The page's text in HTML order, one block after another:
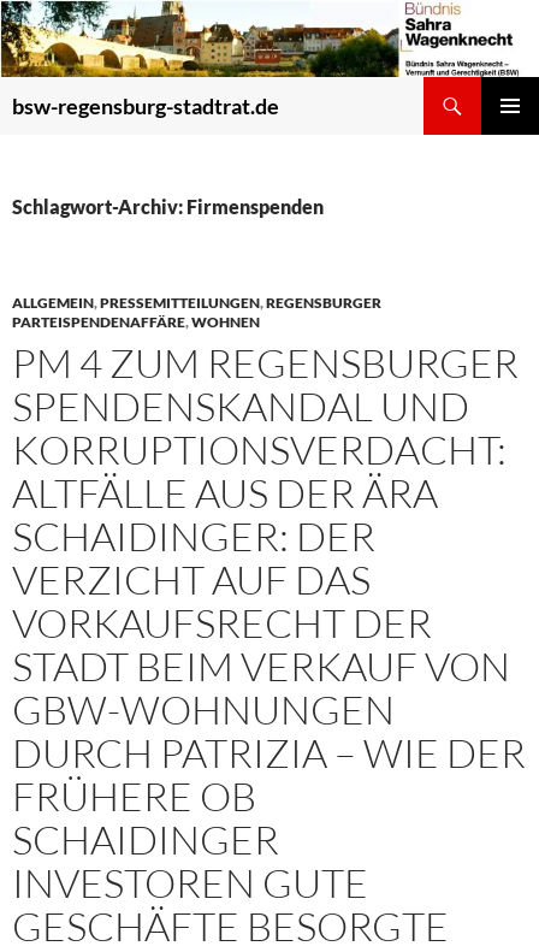
Zum
Inhalt
springen
bsw-regensburg-stadtrat.de
Schlagwort-Archiv: Firmenspenden
ALLGEMEIN,PRESSEMITTEILUNGEN,REGENSBURGER
PARTEISPENDENAFFÄRE,WOHNEN
PM 4 ZUM REGENSBURGER
SPENDENSKANDAL UND
KORRUPTIONSVERDACHT:
ALTFÄLLE AUS DER ÄRA
SCHAIDINGER: DER
VERZICHT AUF DAS
VORKAUFSRECHT DER
STADT BEIM VERKAUF VON
GBW-WOHNUNGEN
DURCH PATRIZIA – WIE DER
FRÜHERE OB
SCHAIDINGER
INVESTOREN GUTE
GESCHÄFTE BESORGTE